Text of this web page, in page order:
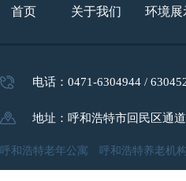
首页 关于我们 环境展
电话：0471-6304944 /
地址：呼和浩特市回民区通
呼和浩特老年公寓 呼和浩特养老